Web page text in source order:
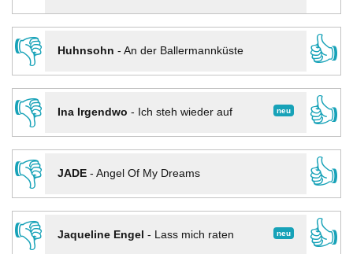
👎
Huhnsohn - An der Ballermannküste
👍
👎
neu
Ina Irgendwo - Ich steh wieder auf
👍
👎
JADE- Angel Of My Dreams
👍
👎
neu
Jaqueline Engel - Lass mich raten
👍